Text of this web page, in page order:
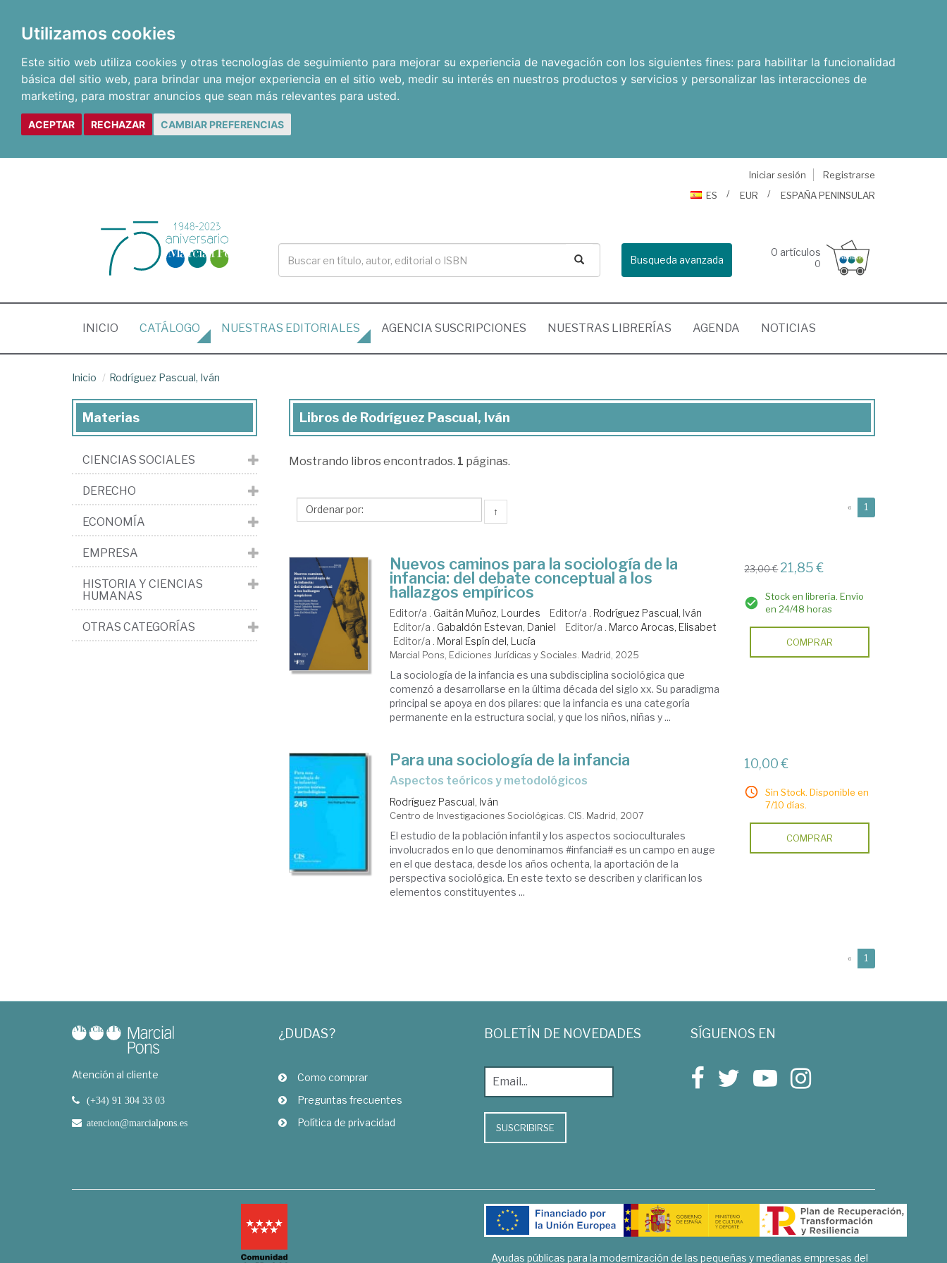
Utilizamos cookies
Este sitio web utiliza cookies y otras tecnologías de seguimiento para mejorar su experiencia de navegación con los siguientes fines: para habilitar la funcionalidad
básica del sitio web, para brindar una mejor experiencia en el sitio web, medir su interés en nuestros productos y servicios y personalizar las interacciones de
marketing, para mostrar anuncios que sean más relevantes para usted.
ACEPTAR RECHAZAR CAMBIAR PREFERENCIAS
Iniciar sesión
Registrarse
ES
EUR ESPAÑA PENINSULAR
Busqueda avanzada
0 artículos
0
INICIO (CURRENT)
CATÁLOGO NUESTRAS EDITORIALES AGENCIA SUSCRIPCIONES NUESTRAS LIBRERÍAS AGENDA NOTICIAS
Inicio Rodríguez Pascual, Iván
Libros
Rodríguez
Iván
Libros de Rodríguez Pascual, Iván
Mostrando libros encontrados. 1 páginas.
↑ « 1
Nuevos caminos para la sociología de la
infancia: del debate conceptual a los
hallazgos empíricos
Editor/a . Gaitán Muñoz, Lourdes Editor/a . Rodríguez Pascual, Iván
Editor/a . Gabaldón Estevan, Daniel Editor/a . Marco Arocas, Elisabet
Editor/a . Moral Espín del, Lucía
Marcial Pons, Ediciones Jurídicas y Sociales. Madrid, 2025
La sociología de la infancia es una subdisciplina sociológica que
comenzó a desarrollarse en la última década del siglo xx. Su paradigma
principal se apoya en dos pilares: que la infancia es una categoría
permanente en la estructura social, y que los niños, niñas y ...
23,00 € 21,85 €
Stock en librería. Envío
en 24/48 horas
COMPRAR
Para una sociología de la infancia
aspectos teóricos y metodológicos
Rodríguez Pascual, Iván
Centro de Investigaciones Sociológicas. CIS. Madrid, 2007
El estudio de la población infantil y los aspectos socioculturales
involucrados en lo que denominamos #infancia# es un campo en auge
en el que destaca, desde los años ochenta, la aportación de la
perspectiva sociológica. En este texto se describen y clarifican los
elementos constituyentes ...
10,00 €
Sin Stock. Disponible en
7/10 días.
COMPRAR
« 1
Materias
CIENCIAS SOCIALES
DERECHO
ECONOMÍA
EMPRESA
HISTORIA Y CIENCIAS
HUMANAS
OTRAS CATEGORÍAS
Atención al cliente
(+34) 91 304 33 03
atencion@marcialpons.es
¿DUDAS?
Como comprar
Preguntas frecuentes
Política de privacidad
BOLETÍN DE NOVEDADES
SUSCRIBIRSE
SÍGUENOS EN
Ayudas públicas para la modernización de las pequeñas y medianas empresas del